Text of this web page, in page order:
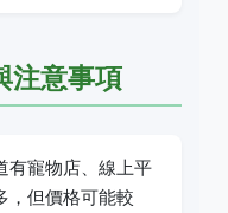
注意事項
有寵物店、線上平
，但價格可能較